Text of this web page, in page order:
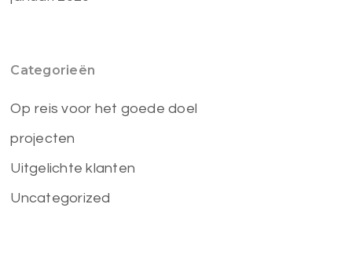
Categorieën
Op reis voor het goede doel
projecten
Uitgelichte klanten
Uncategorized